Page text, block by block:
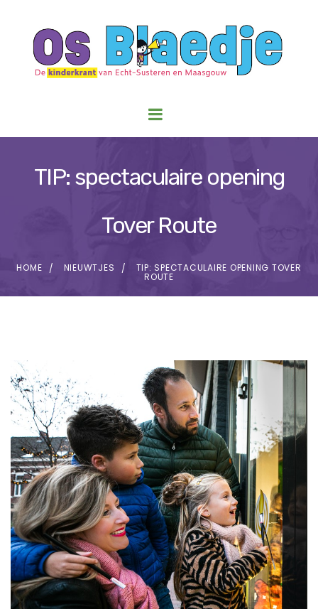
TIP: spectaculaire opening
Tover Route
HOME NIEUWTJES TIP: SPECTACULAIRE OPENING TOVER
ROUTE